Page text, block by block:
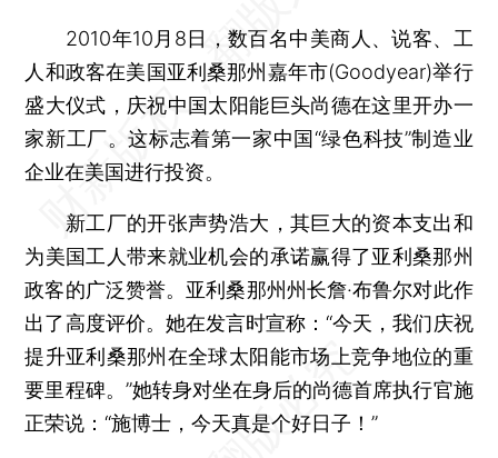
2010年10月8日，数百名中美商人、说客、工
人和政客在美国亚利桑那州嘉年市(Goodyear)举行
盛大仪式，庆祝中国太阳能巨头尚德在这里开办一
家新工厂。这标志着第一家中国“绿色科技”制造业
企业在美国进行投资。
新工厂的开张声势浩大，其巨大的资本支出和
为美国工人带来就业机会的承诺赢得了亚利桑那州
政客的广泛赞誉。亚利桑那州州长詹·布鲁尔对此作
出了高度评价。她在发言时宣称：“今天，我们庆祝
提升亚利桑那州在全球太阳能市场上竞争地位的重
要里程碑。”她转身对坐在身后的尚德首席执行官施
正荣说：“施博士，今天真是个好日子！”